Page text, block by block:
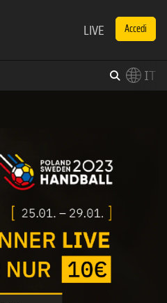
LIVE Accedi
IT